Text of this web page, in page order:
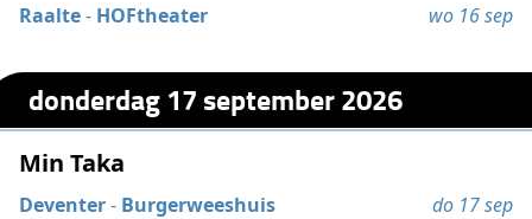
Raalte- HOFtheater wo 16 sep
donderdag 17 september 2026
Min Taka
Deventer- Burgerweeshuis do 17 sep